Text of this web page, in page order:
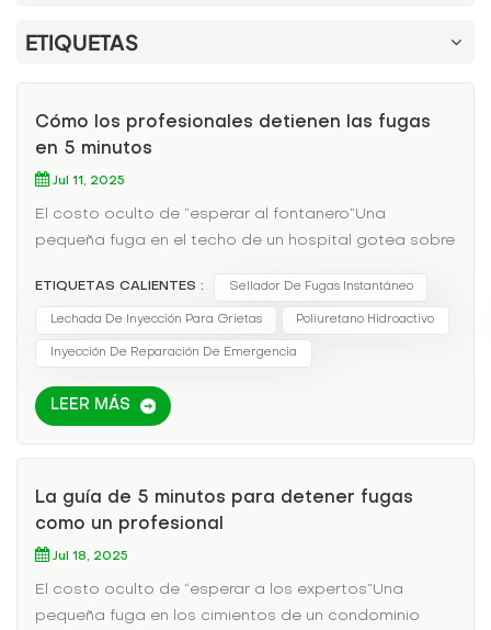
ETIQUETAS
Cómo los profesionales detienen las fugas
en 5 minutos
Jul 11, 2025
El costo oculto de “esperar al fontanero”Una
pequeña fuga en el techo de un hospital gotea sobre
significa:$18,000 en activos dañadosRiesgos para la
seguridad del pacienteViolaciones
regulatoriasPlazos de reparación tradicionales:🕒 4+
programar contratistas especializadosEl protocolo
de 5 minutos para emergencias por fugasLocalizar la
punto de goteo)Elige tu armainyectores de
cartucho:Para grietas de 1 a 10 mm de
anchoBoquillas de pulverización:Para filtraciones de
gran superficieAplicar con precisiónInyección en
ángulo de 45° garantiza que la espuma penetre
ETIQUETAS CALIENTES : Sellador De Fugas Instantáneo
Lechada De Inyección Para Grietas Poliuretano Hidroactivo
Inyección De Reparación De Emergencia
LEER MÁS
La guía de 5 minutos para detener fugas
como un profesional
Jul 18, 2025
El costo oculto de “esperar a los expertos”Una
pequeña fuga en los cimientos de un condominio